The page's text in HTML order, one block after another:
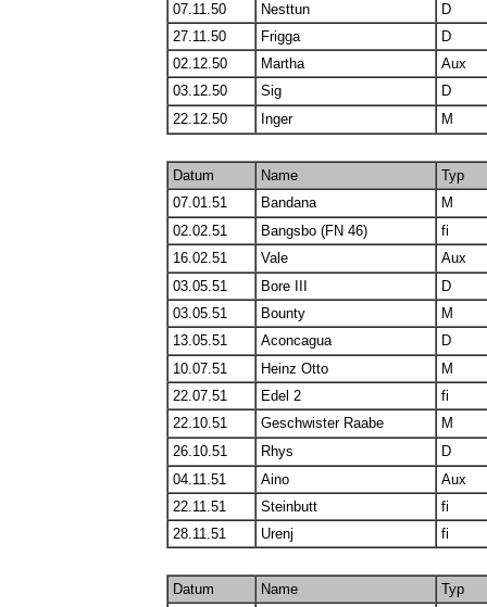
07.11.50
Nesttun
D
27.11.50
Frigga
D
02.12.50
Martha
Aux
03.12.50
Sig
D
22.12.50
Inger M
Datum Name
Typ
07.01.51
Bandana
M
02.02.51
Bangsbo (FN 46)
fi
16.02.51
Vale
Aux
03.05.51
Bore III
D
03.05.51
Bounty
M
13.05.51
Aconcagua
D
10.07.51
Heinz Otto
M
22.07.51
Edel 2
fi
22.10.51
Geschwister Raabe
M
26.10.51
Rhys
D
04.11.51
Aino
Aux
22.11.51
Steinbutt
fi
28.11.51
Urenj fi
Datum Name
Typ